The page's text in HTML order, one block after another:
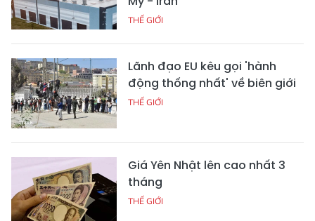
THẾ GIỚI
Lãnh đạo EU kêu gọi 'hành
động thống nhất' về biên giới
THẾ GIỚI
Giá Yên Nhật lên cao nhất 3
tháng
THẾ GIỚI